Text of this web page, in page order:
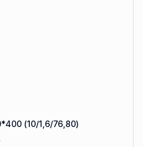
(10/1,6/76,80)